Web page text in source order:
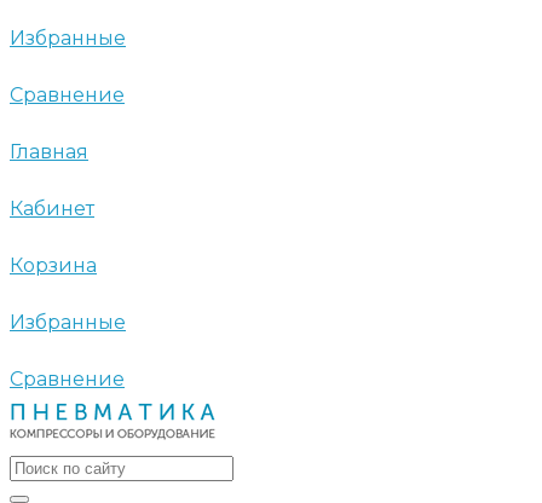
Избранные
Сравнение
Главная
Кабинет
Корзина
Избранные
Сравнение